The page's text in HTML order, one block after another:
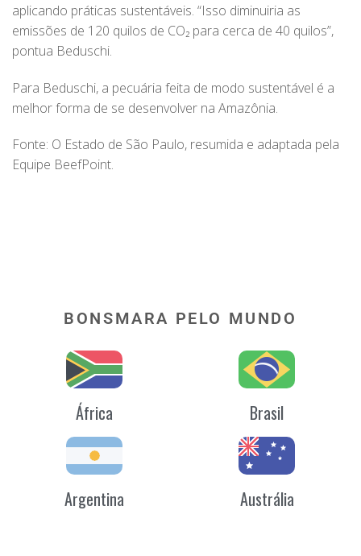
aplicando práticas sustentáveis. “Isso diminuiria as
emissões de 120 quilos de CO₂ para cerca de 40 quilos”,
pontua Beduschi.
Para Beduschi, a pecuária feita de modo sustentável é a
melhor forma de se desenvolver na Amazônia.
Fonte: O Estado de São Paulo, resumida e adaptada pela
Equipe BeefPoint.
BONSMARA PELO MUNDO
África Brasil
Argentina Austrália